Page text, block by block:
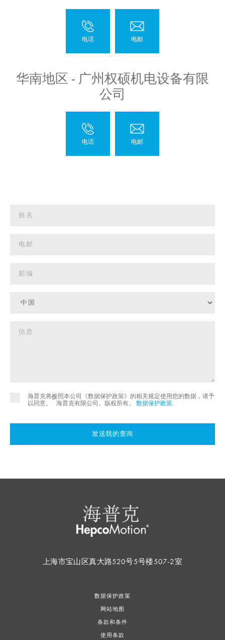
华南地区 - 广州权硕机电设备有限
公司
海普克将按照本公司《数据保护政策》的相关规定使用您的数据，请予
以同意。
©
海普克有限公司。版权所有。 数据保护政策
发送我的查询
上海市宝山区真大路520号5号楼507-2室
数据保护政策
网站地图
条款和条件
使用条款